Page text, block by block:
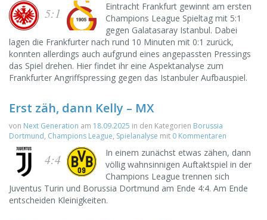
5:1
Eintracht Frankfurt gewinnt am ersten
Champions League Spieltag mit 5:1
gegen Galatasaray Istanbul. Dabei
lagen die Frankfurter nach rund 10 Minuten mit 0:1 zurück,
konnten allerdings auch aufgrund eines angepassten Pressings
das Spiel drehen. Hier findet ihr eine Aspektanalyse zum
Frankfurter Angriffspressing gegen das Istanbuler Aufbauspiel.
Erst zäh, dann Kelly – MX
von Next Generation am 18.09.2025 in den Kategorien Borussia
Dortmund, Champions League, Spielanalyse mit 0 Kommentaren
4:4
In einem zunächst etwas zähen, dann
völlig wahnsinnigen Auftaktspiel in der
Champions League trennen sich
Juventus Turin und Borussia Dortmund am Ende 4:4. Am Ende
entscheiden Kleinigkeiten.